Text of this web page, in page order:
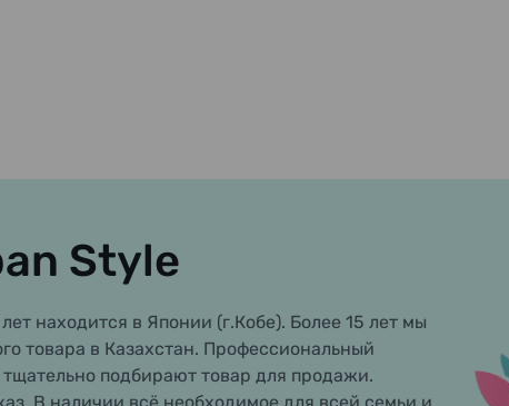
Style
находится в Японии (г.Кобе). Более 15 лет мы
товара в Казахстан. Профессиональный
подбирают товар для продажи.